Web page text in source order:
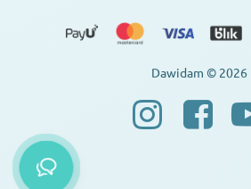
Dawidam © 2026